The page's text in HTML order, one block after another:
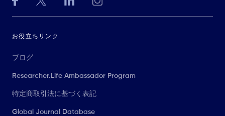
お役立ちリンク
ブログ
Researcher.Life Ambassador Program
特定商取引法に基づく表記
Global Journal Database